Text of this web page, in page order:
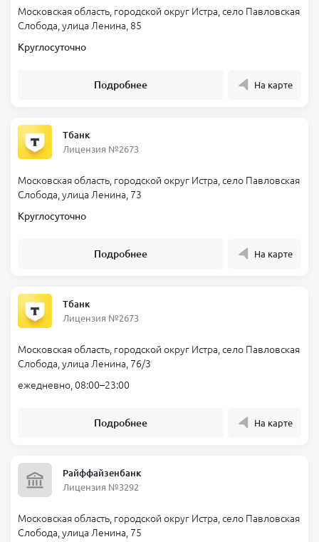
Московская область, городской округ Истра, село Павловская
Слобода, улица Ленина, 85
Круглосуточно
Подробнее На карте
Тбанк
Лицензия №2673
Московская область, городской округ Истра, село Павловская
Слобода, улица Ленина, 73
Круглосуточно
Подробнее На карте
Тбанк
Лицензия №2673
Московская область, городской округ Истра, село Павловская
Слобода, улица Ленина, 76/3
ежедневно, 08:00–23:00
Подробнее На карте
Райффайзенбанк
Лицензия №3292
Московская область, городской округ Истра, село Павловская
Слобода, улица Ленина, 75